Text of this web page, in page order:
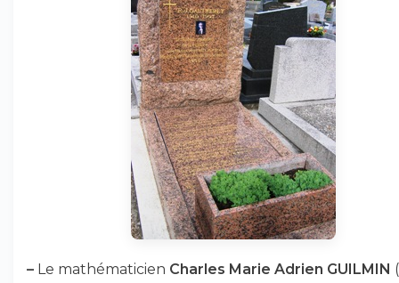
– Le mathématicien Charles Marie Adrien GUILMIN